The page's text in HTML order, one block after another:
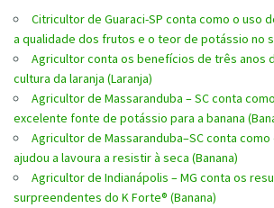
Citricultor de Guaraci-SP conta como o uso
a qualidade dos frutos e o teor de potássio no
Agricultor conta os benefícios de três anos
cultura da laranja (Laranja)
Agricultor de Massaranduba – SC conta
excelente fonte de potássio para a banana
Agricultor de Massaranduba–SC conta
ajudou a lavoura a resistir à seca (Banana)
Agricultor de Indianápolis – MG conta os
surpreendentes do K Forte® (Banana)